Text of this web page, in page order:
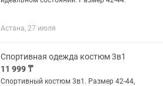
Астана, 27 июля
Спортивная одежда костюм 3в1
11 999 ₸
Спортивный костюм 3в1. Размер 42-44,